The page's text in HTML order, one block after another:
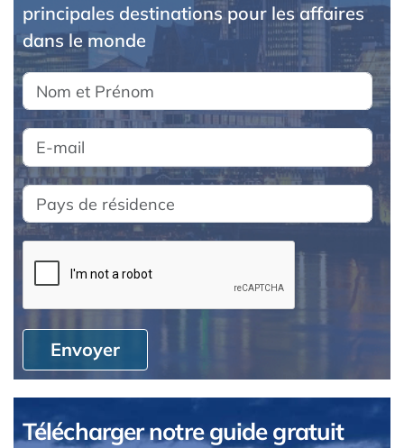
principales destinations pour les affaires
dans le monde
Envoyer
Télécharger notre guide gratuit